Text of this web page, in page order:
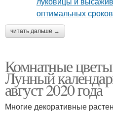
читать дальше →
Комнатные цветы
Лунный
август 2020 года
Многие декоративные